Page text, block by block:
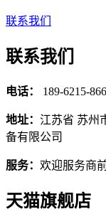
联系我们
联系我们
电话： 189-6215-
地址： 江苏省 苏州
备有限公司
服务： 欢迎服务商
天猫旗舰店